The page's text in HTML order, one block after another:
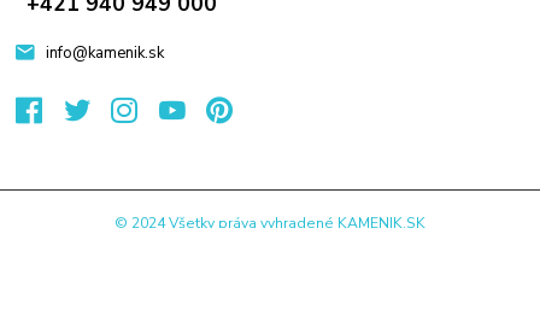
info@kamenik.sk
© 2024 Všetky práva vyhradené KAMENIK.SK